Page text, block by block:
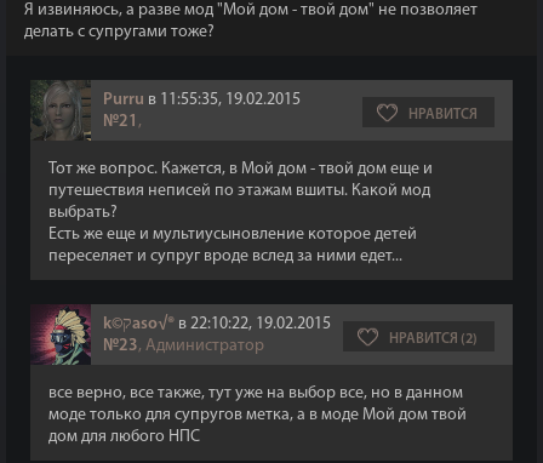
Я извиняюсь, а разве мод "Мой дом - твой дом" не позволяет
делать с супругами тоже?
Purru в 11:55:35, 19.02.2015
№21 , НРАВИТСЯ
Тот же вопрос. Кажется, в Мой дом - твой дом еще и
путешествия неписей по этажам вшиты. Какой мод
выбрать?
Есть же еще и мультиусыновление которое детей
переселяет и супруг вроде вслед за ними едет...
k©קaso√® в 22:10:22, 19.02.2015
№23, Администратор НРАВИТСЯ (2)
все верно, все также, тут уже на выбор все, но в данном
моде только для супругов метка, а в моде Мой дом твой
дом для любого НПС